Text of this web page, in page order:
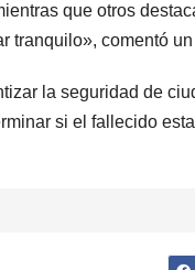
que otros
tranquilo», comentó
la seguridad de
si el fallecido